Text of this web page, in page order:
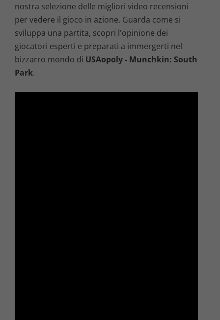
nostra selezione delle migliori video recensioni
per vedere il gioco in azione. Guarda come si
sviluppa una partita, scopri l'opinione dei
giocatori esperti e preparati a immergerti nel
bizzarro mondo di USAopoly - Munchkin: South
Park.